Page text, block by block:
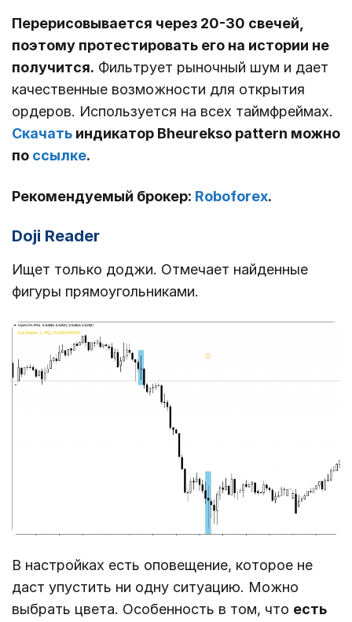
Перерисовывается через 20-30 свечей,
поэтому протестировать его на истории не
получится. Фильтрует рыночный шум и дает
качественные возможности для открытия
ордеров. Используется на всех таймфреймах.
Скачать индикатор Bheurekso pattern можно
по ссылке.
Рекомендуемый брокер: Roboforex.
Doji Reader
Ищет только доджи. Отмечает найденные
фигуры прямоугольниками.
В настройках есть оповещение, которое не
даст упустить ни одну ситуацию. Можно
выбрать цвета. Особенность в том, что есть